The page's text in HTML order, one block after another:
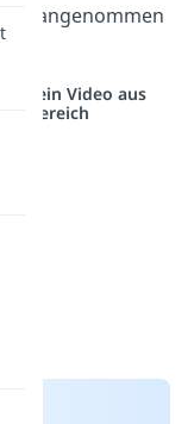
angenommen
ein Video aus
Bereich